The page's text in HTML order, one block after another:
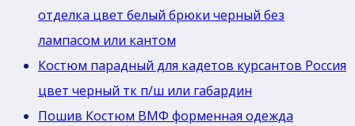
отделка цвет белый брюки черный без
лaмпасом или кантом
Костюм парадный для кадетов курсантов Россия
цвет черный тк п/ш или габардин
Пошив Костюм ВМФ форменная одежда